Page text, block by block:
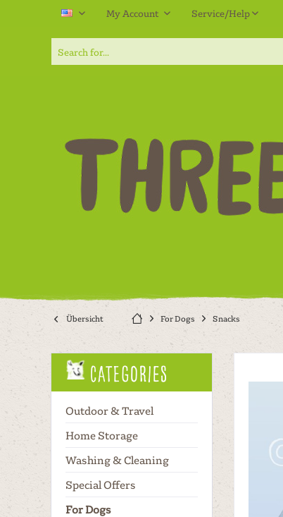
My Account Service/Help
Übersicht For Dogs Snacks
Categories
Outdoor & Travel
Home Storage
Washing & Cleaning
Special Offers
For Dogs